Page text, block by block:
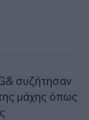
συζήτησαν
μάχης όπως